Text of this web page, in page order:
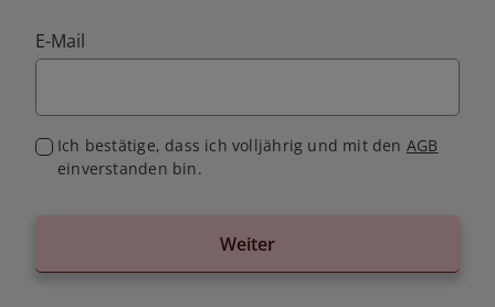
E-Mail
Ich bestätige, dass ich volljährig und mit den AGB
einverstanden bin.
Weiter